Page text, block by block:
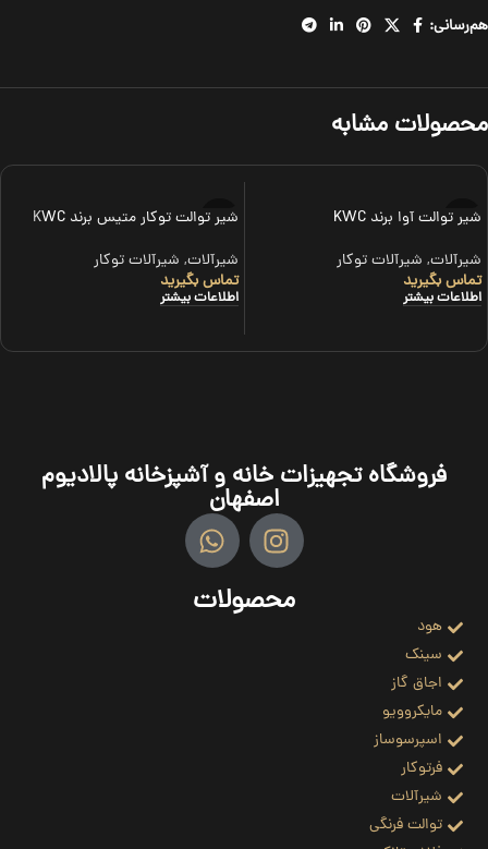
هم‌رسانی:
محصولات مشابه
شیر توالت آوا برند KWC
شیرآلات, شیرآلات توکار
تماس بگیرید
اطلاعات بیشتر
شیر توالت توکار متیس برند KWC
شیرآلات, شیرآلات توکار
تماس بگیرید
اطلاعات بیشتر
فروشگاه تجهیزات خانه و آشپزخانه پالادیوم
اصفهان
محصولات
هود
سینک
اجاق گاز
مایکروویو
اسپرسوساز
فرتوکار
شیرآلات
توالت فرنگی